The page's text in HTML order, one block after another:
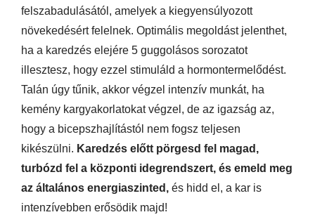
felszabadulásától, amelyek a kiegyensúlyozott
növekedésért felelnek. Optimális megoldást jelenthet,
ha a karedzés elejére 5 guggolásos sorozatot
illesztesz, hogy ezzel stimuláld a hormontermelődést.
Talán úgy tűnik, akkor végzel intenzív munkát, ha
kemény kargyakorlatokat végzel, de az igazság az,
hogy a bicepszhajlítástól nem fogsz teljesen
kikészülni. Karedzés előtt pörgesd fel magad,
turbózd fel a központi idegrendszert, és emeld meg
az általános energiaszinted, és hidd el, a kar is
intenzívebben erősödik majd!